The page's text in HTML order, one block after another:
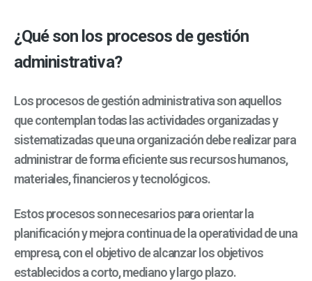
¿Qué son los procesos de gestión
administrativa?
Los procesos de gestión administrativa son aquellos
que contemplan todas las actividades organizadas y
sistematizadas que una organización debe realizar para
administrar de forma eficiente sus recursos humanos,
materiales, financieros y tecnológicos.
Estos procesos son necesarios para orientar la
planificación y mejora continua de la operatividad de una
empresa, con el objetivo de alcanzar los objetivos
establecidos a corto, mediano y largo plazo.